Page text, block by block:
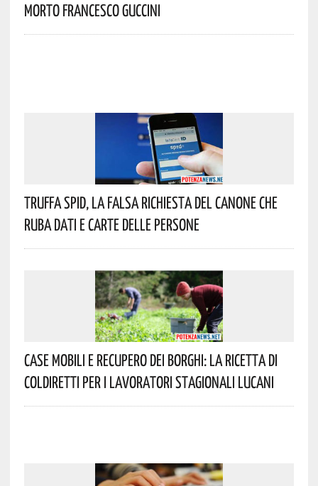
Morto Francesco Guccini
Truffa Spid, La Falsa Richiesta Del Canone Che
Ruba Dati E Carte Delle Persone
Case Mobili E Recupero Dei Borghi: La Ricetta Di
Coldiretti Per I Lavoratori Stagionali Lucani